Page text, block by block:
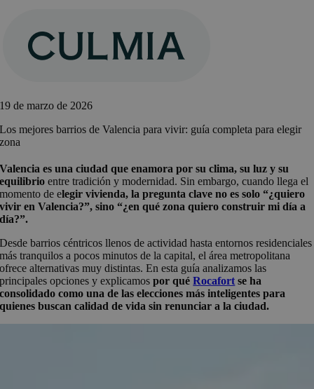
contenido
19 de marzo de 2026
Los mejores barrios de Valencia para vivir: guía completa para elegir
zona
Valencia es una ciudad que enamora por su clima, su luz y su
equilibrio entre tradición y modernidad. Sin embargo, cuando llega el
momento de elegir vivienda, la pregunta clave no es solo “¿quiero
vivir en Valencia?”, sino “¿en qué zona quiero construir mi día a
día?”.
Desde barrios céntricos llenos de actividad hasta entornos residenciales
más tranquilos a pocos minutos de la capital, el área metropolitana
ofrece alternativas muy distintas. En esta guía analizamos las
principales opciones y explicamospor quéRocafort se ha
consolidado como una de las elecciones más inteligentes para
quienes buscan calidad de vida sin renunciar a la ciudad.